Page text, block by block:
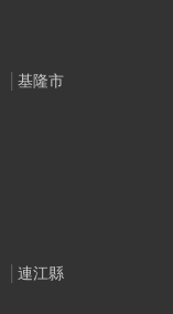
基隆市
連江縣